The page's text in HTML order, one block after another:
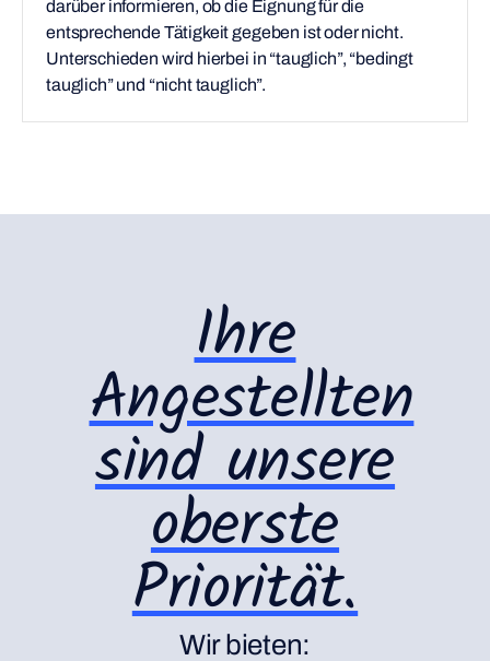
darüber informieren, ob die Eignung für die
entsprechende Tätigkeit gegeben ist oder nicht.
Unterschieden wird hierbei in “tauglich”, “bedingt
tauglich” und “nicht tauglich”.
Ihre
Angestellten
sind unsere
oberste
Priorität.
Wir bieten: